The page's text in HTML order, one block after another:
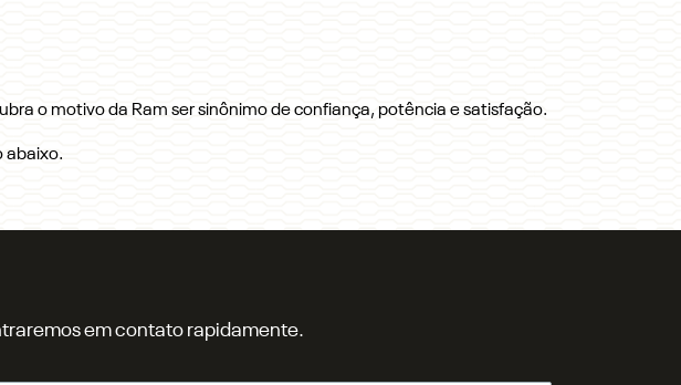
o motivo da Ram ser sinônimo de confiança, potência e satisfação.
abaixo.
em contato rapidamente.